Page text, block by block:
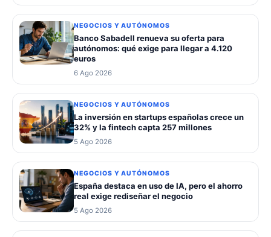
NEGOCIOS Y AUTÓNOMOS
Banco Sabadell renueva su oferta para
autónomos: qué exige para llegar a 4.120
euros
6 Ago 2026
NEGOCIOS Y AUTÓNOMOS
La inversión en startups españolas crece un
32% y la fintech capta 257 millones
5 Ago 2026
NEGOCIOS Y AUTÓNOMOS
España destaca en uso de IA, pero el ahorro
real exige rediseñar el negocio
5 Ago 2026